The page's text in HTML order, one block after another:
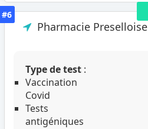
#6
Pharmacie Preselloise
Type de test :
Vaccination
Covid
Tests
antigéniques